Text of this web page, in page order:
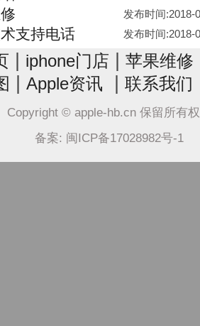
发布时间:2018-
支持电话 发布时间:2018-
iphone门店 苹果维修
Apple资讯 联系我们
Copyright © apple-hb.cn 保留所有
备案: 闽ICP备17028982号-1